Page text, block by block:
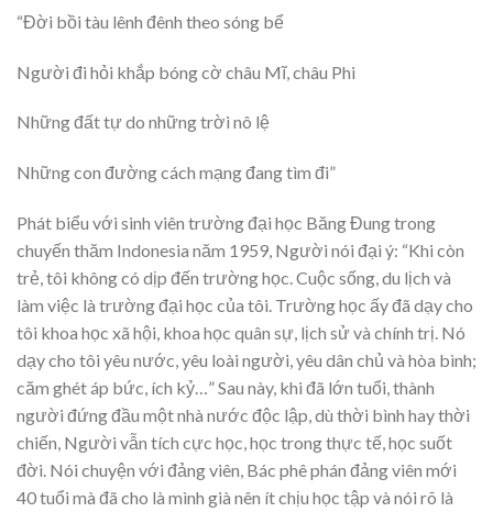
“Đời bồi tàu lênh đênh theo sóng bể
Người đi hỏi khắp bóng cờ châu Mĩ, châu Phi
Những đất tự do những trời nô lệ
Những con đường cách mạng đang tìm đi”
Phát biểu với sinh viên trường đại học Băng Đung trong
chuyến thăm Indonesia năm 1959, Người nói đại ý: “Khi còn
trẻ, tôi không có dịp đến trường học. Cuộc sống, du lịch và
làm việc là trường đại học của tôi. Trường học ấy đã dạy cho
tôi khoa học xã hội, khoa học quân sự, lịch sử và chính trị. Nó
dạy cho tôi yêu nước, yêu loài người, yêu dân chủ và hòa bình;
căm ghét áp bức, ích kỷ…” Sau này, khi đã lớn tuổi, thành
người đứng đầu một nhà nước độc lập, dù thời bình hay thời
chiến, Người vẫn tích cực học, học trong thực tế, học suốt
đời. Nói chuyện với đảng viên, Bác phê phán đảng viên mới
40 tuổi mà đã cho là mình già nên ít chịu học tập và nói rõ là